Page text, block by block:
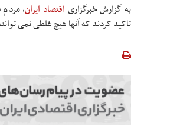
به گزارش خبرگزاری اقتصاد ایران،مردم
‌تاکید کردند که آنها هیچ غلطی نمی